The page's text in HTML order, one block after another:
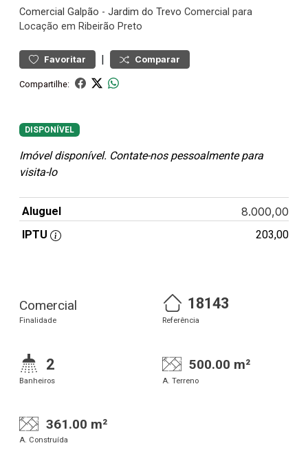
Comercial Galpão - Jardim do Trevo Comercial para
Locação em Ribeirão Preto
Favoritar | Comparar
Compartilhe:
DISPONÍVEL
Imóvel disponível. Contate-nos pessoalmente para
visita-lo
Aluguel 8.000,00
IPTU 203,00
Comercial
Finalidade
18143
Referência
2
Banheiros
500.00 m²
A. Terreno
361.00 m²
A. Construída